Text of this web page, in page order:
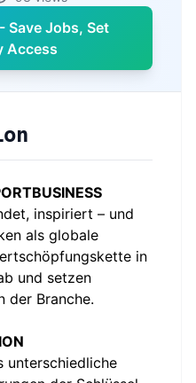
Save Jobs, Set
Access
inspiriert – und
als globale
in
und setzen
der Branche.
unterschiedliche